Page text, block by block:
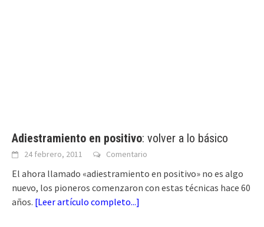
Adiestramiento en positivo: volver a lo básico
24 febrero, 2011 Comentario
El ahora llamado «adiestramiento en positivo» no es algo
nuevo, los pioneros comenzaron con estas técnicas hace 60
años. [Leer artículo completo...]